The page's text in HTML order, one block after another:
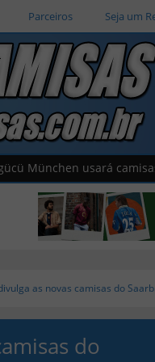
Parceiros Seja um
usará camisas oficiais
as novas camisas do
do